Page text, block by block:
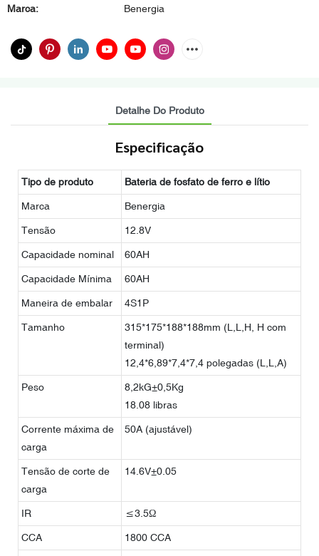
Marca: Benergia
Detalhe Do Produto
Especificação
Tipo de produto Bateria de fosfato de ferro e lítio
Marca Benergia
Tensão 12.8V
Capacidade nominal 60AH
Capacidade Mínima 60AH
Maneira de embalar 4S1P
Tamanho
315*175*188*188mm (L,L,H, H com
terminal)
12,4*6,89*7,4*7,4 polegadas (L,L,A)
Peso
8,2kG±0,5Kg
18.08 libras
Corrente máxima de
carga
50A (ajustável)
Tensão de corte de
carga
14.6V±0.05
IR ≤3.5Ω
CCA 1800 CCA